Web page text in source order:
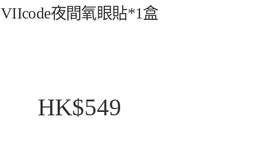
VIIcode夜間氧眼貼*1盒
HK$549